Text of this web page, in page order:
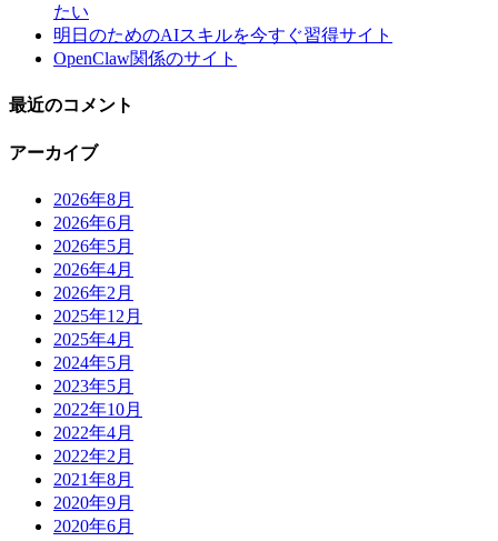
たい
明日のためのAIスキルを今すぐ習得サイト
OpenClaw関係のサイト
最近のコメント
アーカイブ
2026年8月
2026年6月
2026年5月
2026年4月
2026年2月
2025年12月
2025年4月
2024年5月
2023年5月
2022年10月
2022年4月
2022年2月
2021年8月
2020年9月
2020年6月